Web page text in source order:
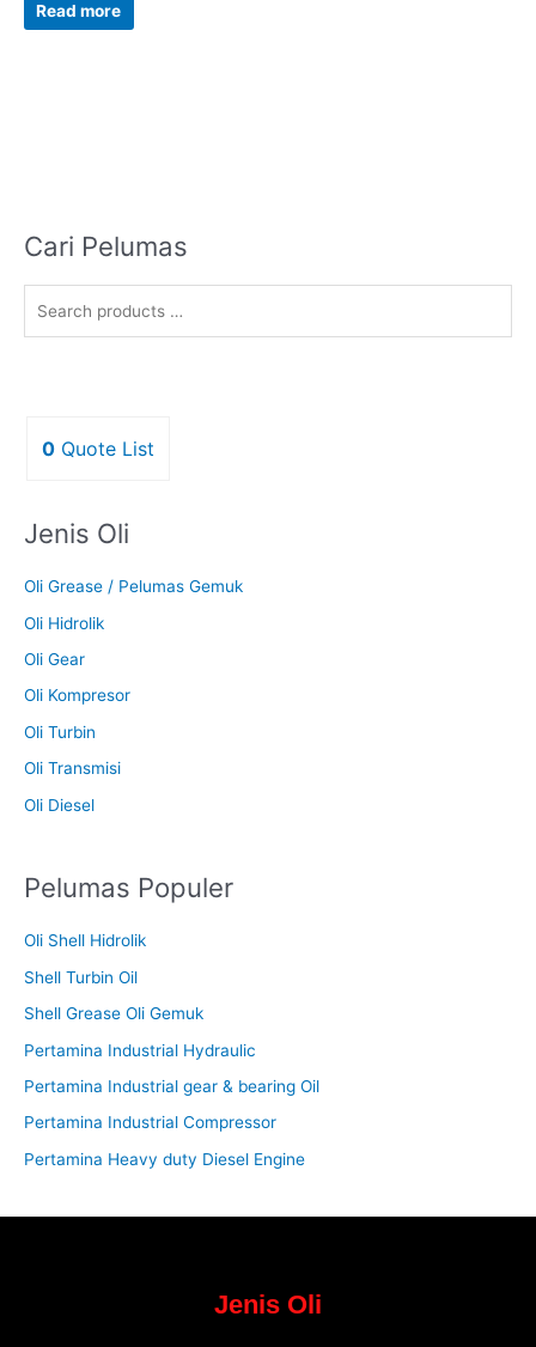
Read more
Cari Pelumas
0 Quote List
Jenis Oli
Oli Grease / Pelumas Gemuk
Oli Hidrolik
Oli Gear
Oli Kompresor
Oli Turbin
Oli Transmisi
Oli Diesel
Pelumas Populer
Oli Shell Hidrolik
Shell Turbin Oil
Shell Grease Oli Gemuk
Pertamina Industrial Hydraulic
Pertamina Industrial gear & bearing Oil
Pertamina Industrial Compressor
Pertamina Heavy duty Diesel Engine
Jenis Oli